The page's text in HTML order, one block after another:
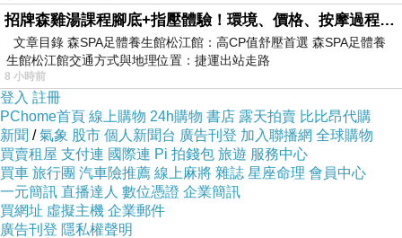
商品訊息 :
品號：4095974
招牌森雞湯課程腳底+指壓體驗！環境、價格、按摩過程全紀錄，森SPA足體養生館松江館最新價格表
文章目錄 森SPA足體養生館松江館：高CP值舒壓首選 森SPA足體養
生館松江館交通方式與地理位置：捷運出站走路
8 小時前
登入 註冊
PChome首頁 線上購物 24h購物 書店 露天拍賣 比比昂代購
新聞 /氣象 股市 個人新聞台 廣告刊登 加入聯播網 全球購物
買賣租屋 支付連 國際連 Pi 拍錢包 旅遊 服務中心
買車 旅行團 汽車險推薦 線上麻將 雜誌 星座命理 會員中心
一元簡訊 直播達人 數位憑證 企業簡訊
買網址 虛擬主機 企業郵件
廣告刊登 隱私權聲明